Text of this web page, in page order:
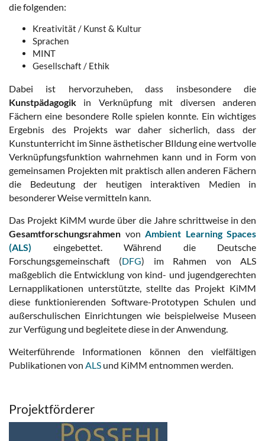
die folgenden:
Kreativität / Kunst & Kultur
Sprachen
MINT
Gesellschaft / Ethik
Dabei ist hervorzuheben, dass insbesondere die
Kunstpädagogik in Verknüpfung mit diversen anderen
Fächern eine besondere Rolle spielen konnte. Ein wichtiges
Ergebnis des Projekts war daher sicherlich, dass der
Kunstunterricht im Sinne ästhetischer BIldung eine wertvolle
Verknüpfungsfunktion wahrnehmen kann und in Form von
gemeinsamen Projekten mit praktisch allen anderen Fächern
die Bedeutung der heutigen interaktiven Medien in
besonderer Weise vermitteln kann.
Das Projekt KiMM wurde über die Jahre schrittweise in den
Gesamtforschungsrahmen von Ambient Learning Spaces
(ALS)
eingebettet. Während die Deutsche
Forschungsgemeinschaft (DFG) im Rahmen von ALS
maßgeblich die Entwicklung von kind- und jugendgerechten
Lernapplikationen unterstützte, stellte das Projekt KiMM
diese funktionierenden Software-Prototypen Schulen und
außerschulischen Einrichtungen wie beispielweise Museen
zur Verfügung und begleitete diese in der Anwendung.
Weiterführende Informationen können den vielfältigen
Publikationen von ALS und KiMM entnommen werden.
Projektförderer